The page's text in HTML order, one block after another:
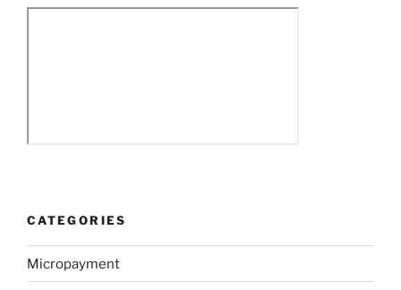
CATEGORIES
Micropayment